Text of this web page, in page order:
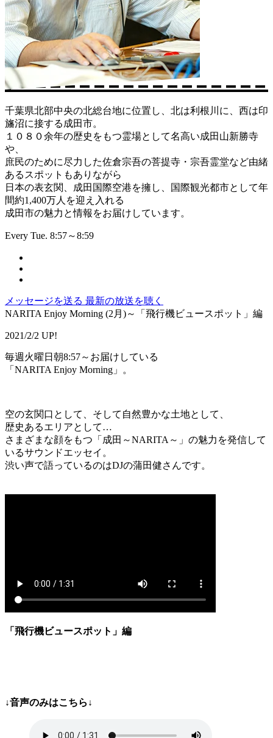
千葉県北部中央の北総台地に位置し、北は利根川に、西は印
旛沼に接する成田市。
１０８０余年の歴史をもつ霊場として名高い成田山新勝寺
や、
庶民のために尽力した佐倉宗吾の菩提寺・宗吾霊堂など由緒
あるスポットもありながら
日本の表玄関、成田国際空港を擁し、国際観光都市として年
間約1,400万人を迎え入れる
成田市の魅力と情報をお届けしています。
Every Tue. 8:57～8:59
メッセージを送る 最新の放送を聴く
NARITA Enjoy Morning (2月)～「飛行機ビュースポット」編
2021/2/2 UP!
毎週火曜日朝8:57～お届けしている
「NARITA Enjoy Morning」。
空の玄関口として、そして自然豊かな土地として、
歴史あるエリアとして…
さまざまな顔をもつ「成田～NARITA～」の魅力を発信して
いるサウンドエッセイ。
渋い声で語っているのはDJの蒲田健さんです。
「飛行機ビュースポット」編
↓音声のみはこちら↓